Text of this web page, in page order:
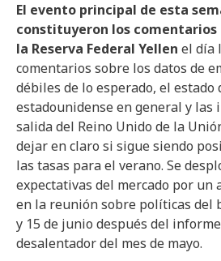
El evento principal de esta
constituyeron los comentarios
la Reserva Federal Yellen el día
comentarios sobre los datos de
débiles de lo esperado, el estado
estadounidense en general y las
salida del Reino Unido de la
dejar en claro si sigue siendo
las tasas para el verano. Se
expectativas del mercado por un
en la reunión sobre políticas del
y 15 de junio después del
desalentador del mes de mayo.